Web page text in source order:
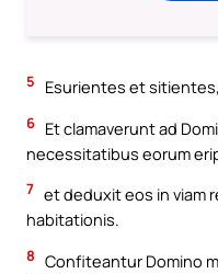
5 Esurientes et
6 Et clamaverunt ad
necessitatibus eorum
7 et deduxit eos in viam
habitationis.
8 Confiteantur Domino